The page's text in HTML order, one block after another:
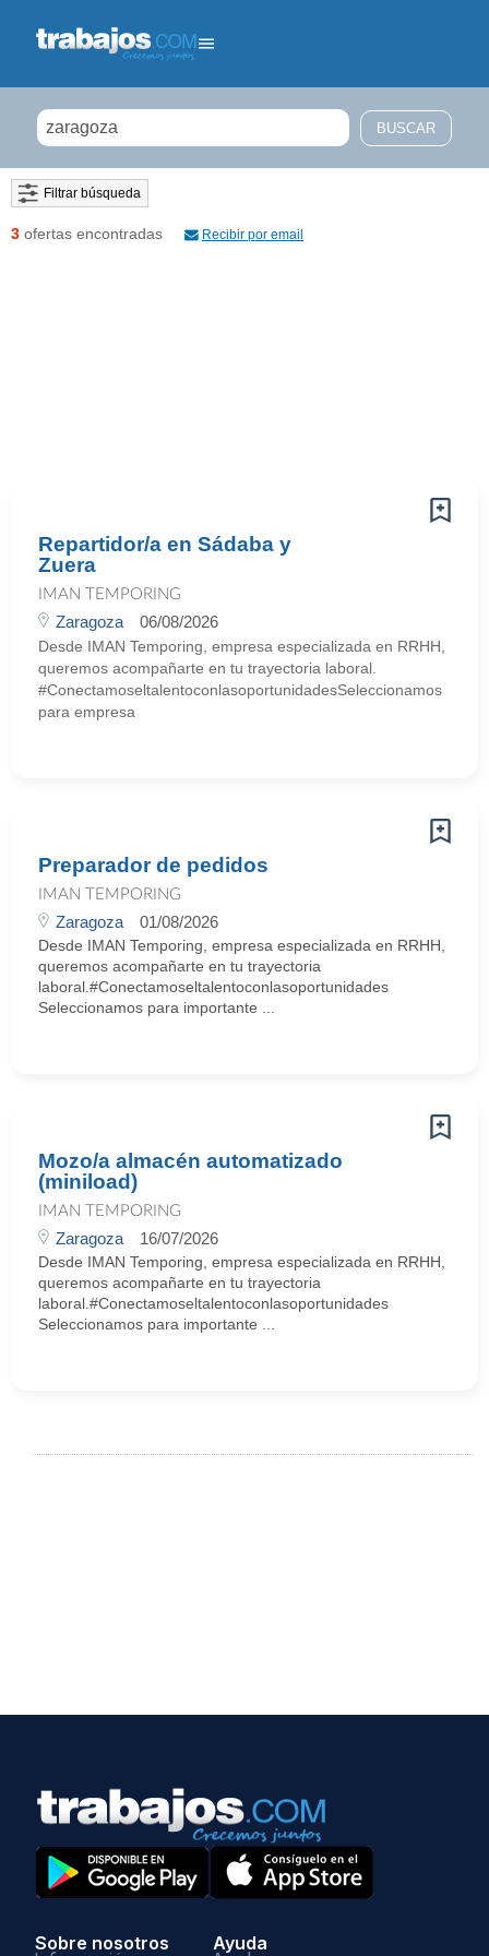
Filtrar búsqueda
3 ofertas encontradas Recibir por email
Repartidor/a en Sádaba y
Zuera
IMAN TEMPORING
Zaragoza 06/08/2026
Desde IMAN Temporing, empresa especializada en RRHH,
queremos acompañarte en tu trayectoria laboral.
#ConectamoseltalentoconlasoportunidadesSeleccionamos
para empresa
Preparador de pedidos
IMAN TEMPORING
Zaragoza 01/08/2026
Desde IMAN Temporing, empresa especializada en RRHH,
queremos acompañarte en tu trayectoria
laboral.#Conectamoseltalentoconlasoportunidades
Seleccionamos para importante ...
Mozo/a almacén automatizado
(miniload)
IMAN TEMPORING
Zaragoza 16/07/2026
Desde IMAN Temporing, empresa especializada en RRHH,
queremos acompañarte en tu trayectoria
laboral.#Conectamoseltalentoconlasoportunidades
Seleccionamos para importante ...
Sobre nosotros Ayuda